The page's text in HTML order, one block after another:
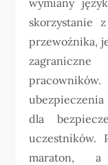
skorzystanie
przewoźnika,
dla
uczestników.
maraton,